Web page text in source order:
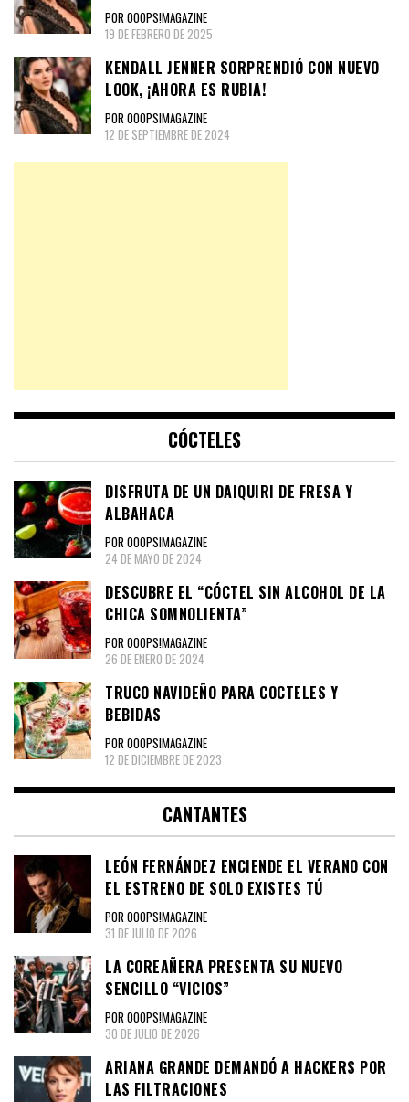
POR OOOPS!MAGAZINE
19 DE FEBRERO DE 2025
KENDALL JENNER SORPRENDIÓ CON NUEVO
LOOK, ¡AHORA ES RUBIA!
POR OOOPS!MAGAZINE
12 DE SEPTIEMBRE DE 2024
CÓCTELES
DISFRUTA DE UN DAIQUIRI DE FRESA Y
ALBAHACA
POR OOOPS!MAGAZINE
24 DE MAYO DE 2024
DESCUBRE EL “CÓCTEL SIN ALCOHOL DE LA
CHICA SOMNOLIENTA”
POR OOOPS!MAGAZINE
26 DE ENERO DE 2024
TRUCO NAVIDEÑO PARA COCTELES Y
BEBIDAS
POR OOOPS!MAGAZINE
12 DE DICIEMBRE DE 2023
CANTANTES
LEÓN FERNÁNDEZ ENCIENDE EL VERANO CON
EL ESTRENO DE SOLO EXISTES TÚ
POR OOOPS!MAGAZINE
31 DE JULIO DE 2026
LA COREAÑERA PRESENTA SU NUEVO
SENCILLO “VICIOS”
POR OOOPS!MAGAZINE
30 DE JULIO DE 2026
ARIANA GRANDE DEMANDÓ A HACKERS POR
LAS FILTRACIONES